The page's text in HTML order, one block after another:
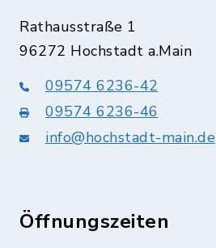
Rathausstraße 1
96272 Hochstadt a.Main
09574 6236-42
09574 6236-46
info@hochstadt-main.de
Öffnungszeiten